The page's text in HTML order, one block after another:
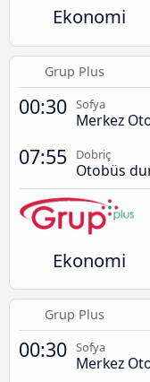
Ekonomi
Grup Plus
00:30 Sofya
Merkez
07:55 Dobriç
Otobüs
Ekonomi
Grup Plus
00:30 Sofya
Merkez